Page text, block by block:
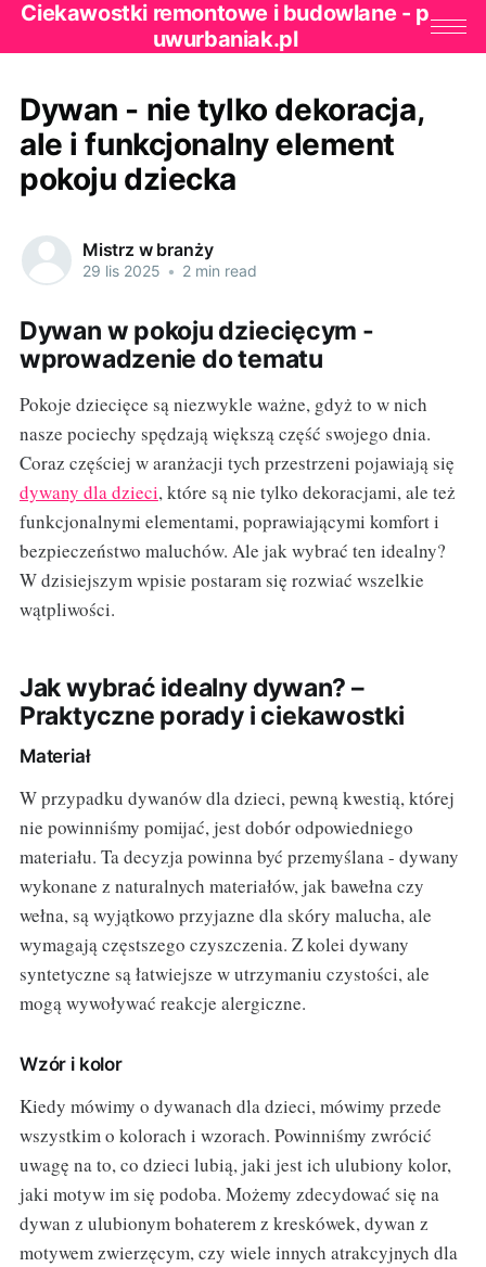
Ciekawostki remontowe i budowlane - p
uwurbaniak.pl
Dywan - nie tylko dekoracja,
ale i funkcjonalny element
pokoju dziecka
Mistrz w branży
29 lis 2025 • 2 min read
Dywan w pokoju dziecięcym -
wprowadzenie do tematu
Pokoje dziecięce są niezwykle ważne, gdyż to w nich
nasze pociechy spędzają większą część swojego dnia.
Coraz częściej w aranżacji tych przestrzeni pojawiają się
dywany dla dzieci, które są nie tylko dekoracjami, ale też
funkcjonalnymi elementami, poprawiającymi komfort i
bezpieczeństwo maluchów. Ale jak wybrać ten idealny?
W dzisiejszym wpisie postaram się rozwiać wszelkie
wątpliwości.
Jak wybrać idealny dywan? –
Praktyczne porady i ciekawostki
Materiał
W przypadku dywanów dla dzieci, pewną kwestią, której
nie powinniśmy pomijać, jest dobór odpowiedniego
materiału. Ta decyzja powinna być przemyślana - dywany
wykonane z naturalnych materiałów, jak bawełna czy
wełna, są wyjątkowo przyjazne dla skóry malucha, ale
wymagają częstszego czyszczenia. Z kolei dywany
syntetyczne są łatwiejsze w utrzymaniu czystości, ale
mogą wywoływać reakcje alergiczne.
Wzór i kolor
Kiedy mówimy o dywanach dla dzieci, mówimy przede
wszystkim o kolorach i wzorach. Powinniśmy zwrócić
uwagę na to, co dzieci lubią, jaki jest ich ulubiony kolor,
jaki motyw im się podoba. Możemy zdecydować się na
dywan z ulubionym bohaterem z kreskówek, dywan z
motywem zwierzęcym, czy wiele innych atrakcyjnych dla